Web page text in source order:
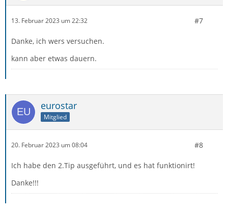
13. Februar 2023 um 22:32 #7
Danke, ich wers versuchen.
kann aber etwas dauern.
eurostar
Mitglied
20. Februar 2023 um 08:04 #8
Ich habe den 2.Tip ausgeführt, und es hat funktionirt!
Danke!!!